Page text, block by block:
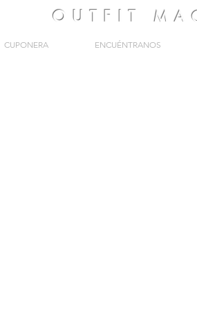
OUTFIT
CUPONERA ENCUÉNTRANOS